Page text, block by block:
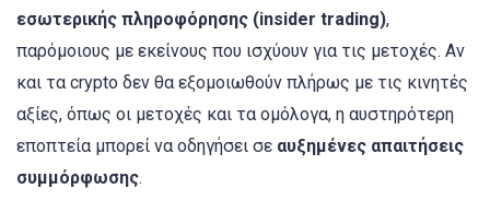
εσωτερικής πληροφόρησης (insider trading),
παρόμοιους με εκείνους που ισχύουν για τις μετοχές. Αν
και τα crypto δεν θα εξομοιωθούν πλήρως με τις κινητές
αξίες, όπως οι μετοχές και τα ομόλογα, η αυστηρότερη
εποπτεία μπορεί να οδηγήσει σε αυξημένες απαιτήσεις
συμμόρφωσης.